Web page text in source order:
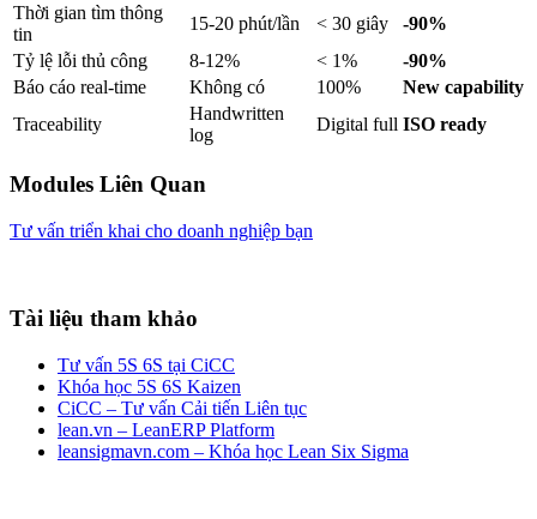
Thời gian tìm thông
tin
15-20 phút/lần < 30 giây
-90%
Tỷ lệ lỗi thủ công
8-12% < 1%
-90%
Báo cáo real-time
Không có 100%
New capability
Traceability
Handwritten
log
Digital full ISO ready
Modules Liên Quan
Tư vấn triển khai cho doanh nghiệp bạn
Tài liệu tham khảo
Tư vấn 5S 6S tại CiCC
Khóa học 5S 6S Kaizen
CiCC – Tư vấn Cải tiến Liên tục
lean.vn – LeanERP Platform
leansigmavn.com – Khóa học Lean Six Sigma